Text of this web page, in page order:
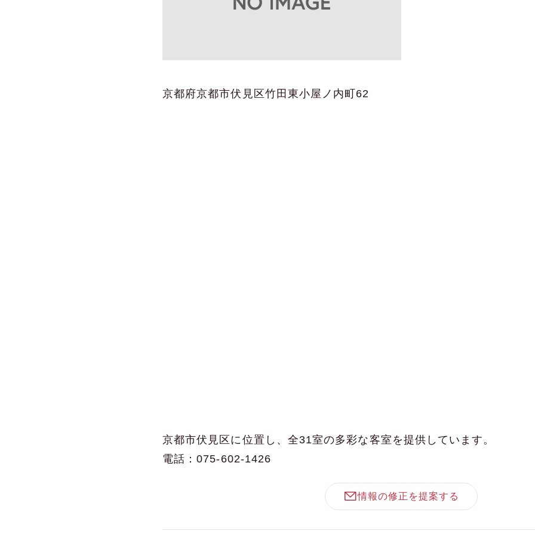
京都府京都市伏見区竹田東小屋ノ内町62
京都市伏見区に位置し、全31室の多彩な客室を提供しています。
電話：075-602-1426
情報の修正を提案する